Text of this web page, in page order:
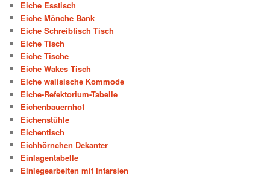
Eiche Esstisch
Eiche Mönche Bank
Eiche Schreibtisch Tisch
Eiche Tisch
Eiche Tische
Eiche Wakes Tisch
Eiche walisische Kommode
Eiche-Refektorium-Tabelle
Eichenbauernhof
Eichenstühle
Eichentisch
Eichhörnchen Dekanter
Einlagentabelle
Einlegearbeiten mit Intarsien